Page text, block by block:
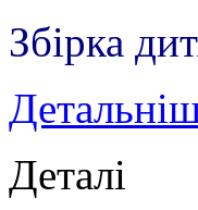
Збірка
Деталі